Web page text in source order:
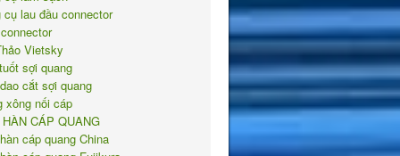
cụ lau đầu connector
Vietsky
sợi quang
cắt sợi quang
xông nối cáp
HÀN CÁP QUANG
cáp quang China